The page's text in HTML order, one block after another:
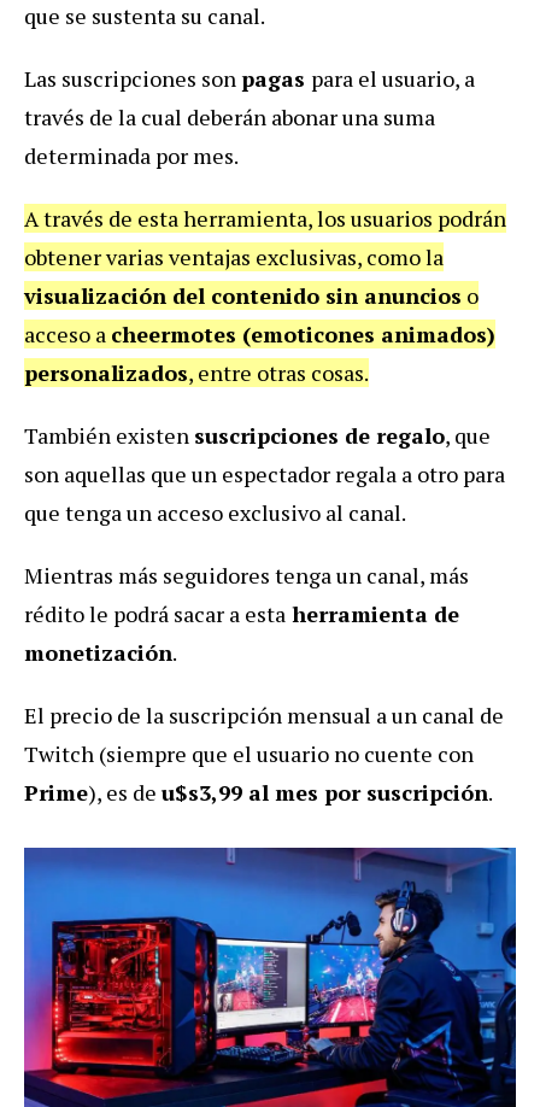
que se sustenta su canal.
Las suscripciones sonpagas para el usuario, a
través de la cual deberán abonar una suma
determinada por mes.
A través de esta herramienta, los usuarios podrán
obtener varias ventajas exclusivas, como la
visualización del contenido sin anuncios o
acceso a cheermotes (emoticones animados)
personalizados, entre otras cosas.
También existen suscripciones de regalo, que
son aquellas que un espectador regala a otro para
que tenga un acceso exclusivo al canal.
Mientras más seguidores tenga un canal, más
rédito le podrá sacar a esta herramienta de
monetización.
El precio de la suscripción mensual a un canal de
Twitch (siempre que el usuario no cuente con
Prime), es de u$s3,99 al mes por suscripción.